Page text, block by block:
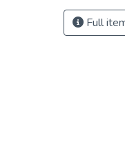
Full